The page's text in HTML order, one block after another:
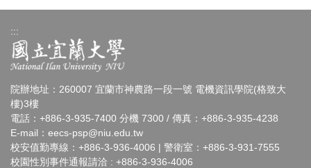
:::
院辦地址：260007 宜蘭市神農路一段一號 電機資訊學院(格致大
樓)3樓
電話：+886-3-935-7400 分機 7300 / 傳真：+886-3-935-4238
E-mail： eecs-psp@niu.edu.tw
校安值勤專線：+886-3-936-4006 | 警衛室：+886-3-931-7555
校園性別事件通報請洽 : +886-3-936-4006